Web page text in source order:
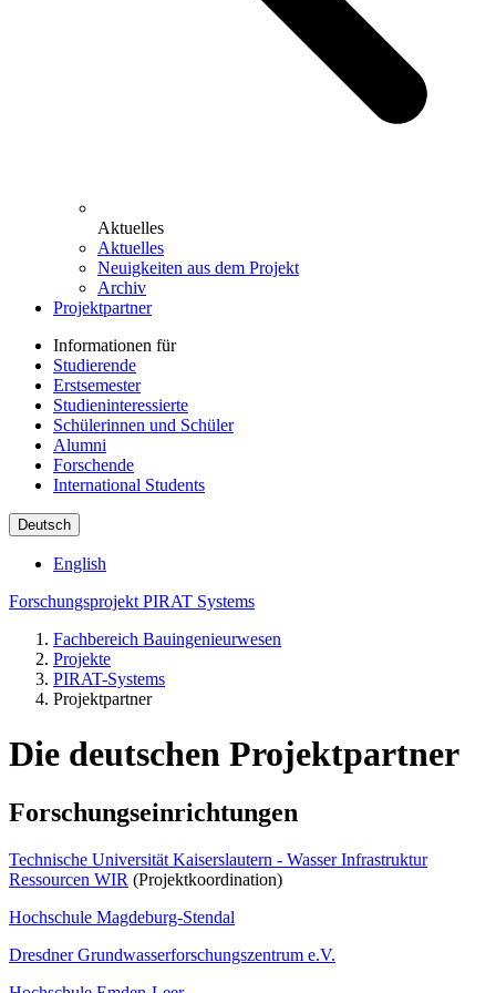
Aktuelles
Aktuelles
Neuigkeiten aus dem Projekt
Archiv
Projektpartner
Informationen für
Studierende
Erstsemester
Studieninteressierte
Schülerinnen und Schüler
Alumni
Forschende
International Students
Deutsch
English
Forschungsprojekt PIRAT Systems
Fachbereich Bauingenieurwesen
Projekte
PIRAT-Systems
Projektpartner
Die deutschen Projektpartner
Forschungseinrichtungen
Technische Universität Kaiserslautern - Wasser Infrastruktur
Ressourcen WIR (Projektkoordination)
Hochschule Magdeburg-Stendal
Dresdner Grundwasserforschungszentrum e.V.